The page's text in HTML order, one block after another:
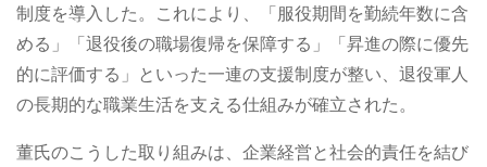
制度を導入した。これにより、「服役期間を勤続年数に含
める」「退役後の職場復帰を保障する」「昇進の際に優先
的に評価する」といった一連の支援制度が整い、退役軍人
の長期的な職業生活を支える仕組みが確立された。
董氏のこうした取り組みは、企業経営と社会的責任を結び